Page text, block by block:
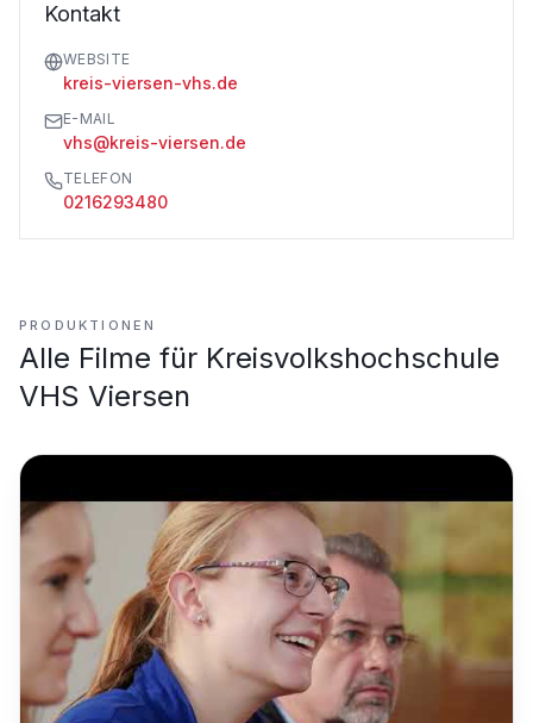
Kontakt
WEBSITE
kreis-viersen-vhs.de
E-MAIL
vhs@kreis-viersen.de
TELEFON
0216293480
PRODUKTIONEN
Alle Filme für Kreisvolkshochschule
VHS Viersen